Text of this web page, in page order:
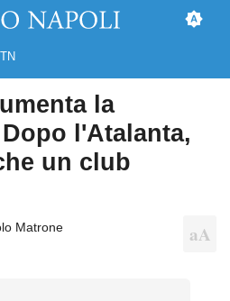
la
l'Atalanta,
un club
Matrone